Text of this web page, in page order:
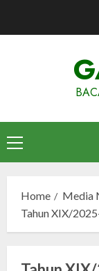
Primary
Menu
Home Media
Tahun XIX/